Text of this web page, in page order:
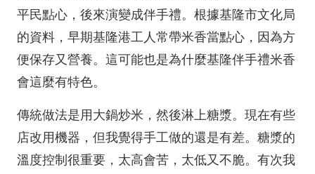
平民點心，後來演變成伴手禮。根據基隆市文化局
的資料，早期基隆港工人常帶米香當點心，因為方
便保存又營養。這可能也是為什麼基隆伴手禮米香
會這麼有特色。
傳統做法是用大鍋炒米，然後淋上糖漿。現在有些
店改用機器，但我覺得手工做的還是有差。糖漿的
溫度控制很重要，太高會苦，太低又不脆。有次我